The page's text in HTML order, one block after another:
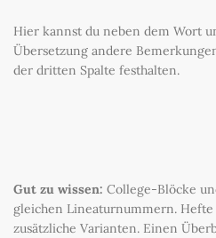
Hier kannst du neben dem Wort
Übersetzung andere
der dritten Spalte festhalten.
Gut zu wissen: College-Blöcke
gleichen Lineaturnummern.
zusätzliche Varianten. Einen